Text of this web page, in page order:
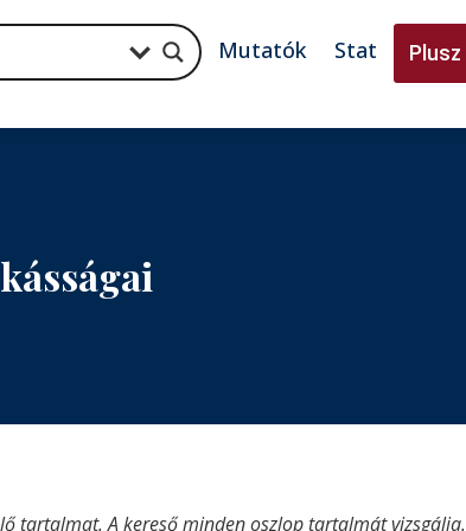
Mutatók Stat Plusz
tartalmat. A kereső minden oszlop tartalmát vizsgálja.